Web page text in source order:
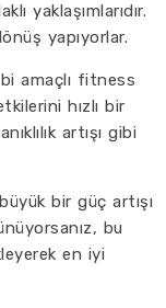
yaklaşımlarıdır.
yapıyorlar.
amaçlı fitness
hızlı bir
artışı gibi
bir güç artışı
bu
en iyi